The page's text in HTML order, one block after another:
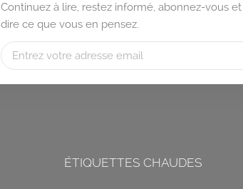
Continuez à lire, restez informé, abonnez-vous
dire ce que vous en pensez.
ÉTIQUETTES CHAUDES